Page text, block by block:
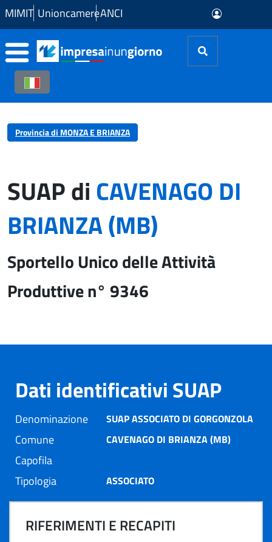
Skip to Main Content
MIMIT UnioncamereANCI
Provincia di MONZA E BRIANZA
SUAP diCAVENAGO DI
BRIANZA (MB)
Sportello Unico delle Attività
Produttive n° 9346
Dati identificativi SUAP
Denominazione SUAP ASSOCIATO DI GORGONZOLA
Comune CAVENAGO DI BRIANZA (MB)
Capofila
Tipologia
ASSOCIATO
RIFERIMENTI E RECAPITI